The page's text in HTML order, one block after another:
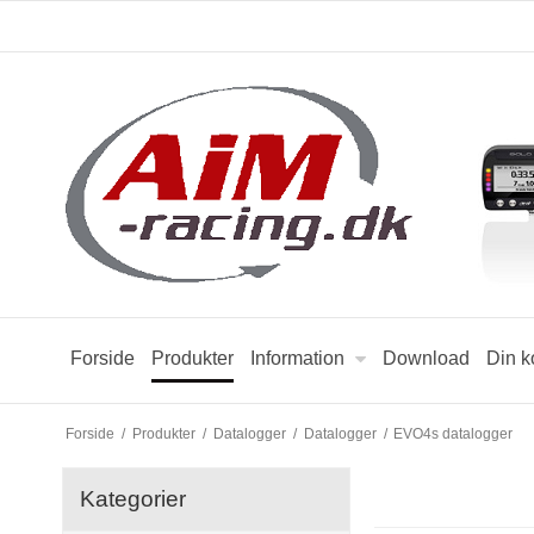
Forside Produkter Information Download Din
Forside / Produkter / Datalogger / Datalogger / EVO4s datalogger
Kategorier